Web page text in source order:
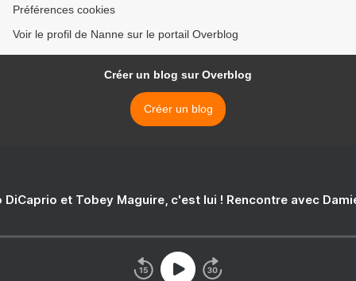
Préférences cookies
Voir le profil de Nanne sur le portail Overblog
Créer un blog sur Overblog
Créer un blog
DiCaprio et Tobey Maguire, c'est lui ! Rencontre avec